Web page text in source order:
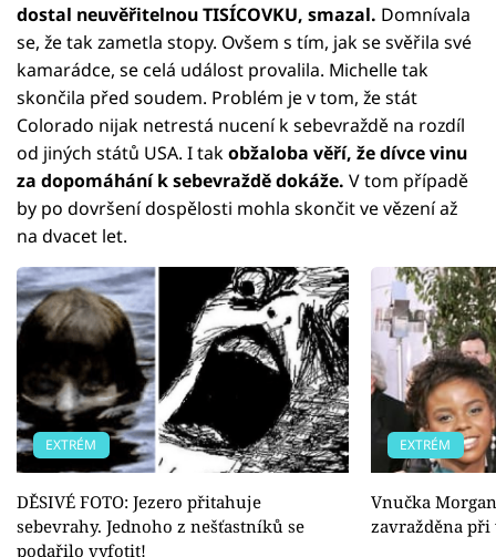
dostal neuvěřitelnou TISÍCOVKU, smazal. Domnívala
se, že tak zametla stopy. Ovšem s tím, jak se svěřila své
kamarádce, se celá událost provalila. Michelle tak
skončila před soudem. Problém je v tom, že stát
Colorado nijak netrestá nucení k sebevraždě na rozdíl
od jiných států USA. I tak obžaloba věří, že dívce vinu
za dopomáhání k sebevraždě dokáže. V tom případě
by po dovršení dospělosti mohla skončit ve vězení až
na dvacet let.
EXTRÉM
DĚSIVÉ FOTO: Jezero přitahuje
sebevrahy. Jednoho z nešťastníků se
podařilo vyfotit!
EXTRÉM
Vnučka
zavražděna